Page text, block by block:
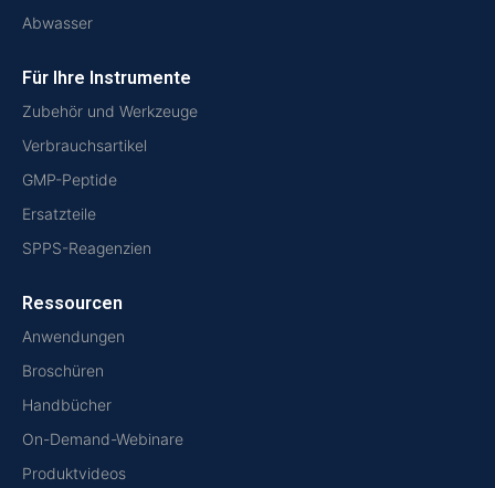
Abwasser
Für Ihre Instrumente
Zubehör und Werkzeuge
Verbrauchsartikel
GMP-Peptide
Ersatzteile
SPPS-Reagenzien
Ressourcen
Anwendungen
Broschüren
Handbücher
On-Demand-Webinare
Produktvideos